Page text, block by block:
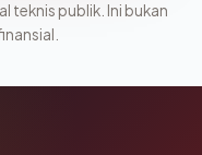
teknis publik. Ini bukan